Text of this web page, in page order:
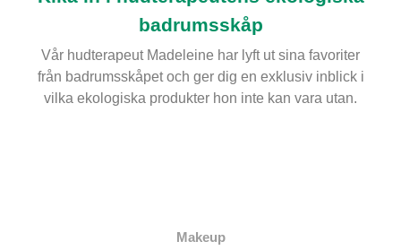
badrumsskåp
Vår hudterapeut Madeleine har lyft ut sina favoriter
från badrumsskåpet och ger dig en exklusiv inblick i
vilka ekologiska produkter hon inte kan vara utan.
Makeup